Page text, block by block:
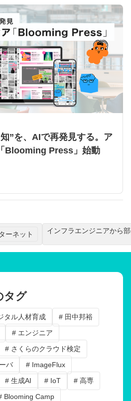
”を、AIで再発見する。ア
Blooming Press」始動
ーネット インフラエンジニアから
タグ
タル人材育成
# 田中邦裕
# エンジニア
# さくらのクラウド検定
バ
# ImageFlux
# 生成AI # IoT
# 高専
Blooming Camp